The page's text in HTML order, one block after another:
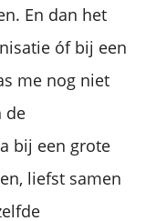
En dan het
óf bij een
me nog niet
de
bij een grote
liefst samen